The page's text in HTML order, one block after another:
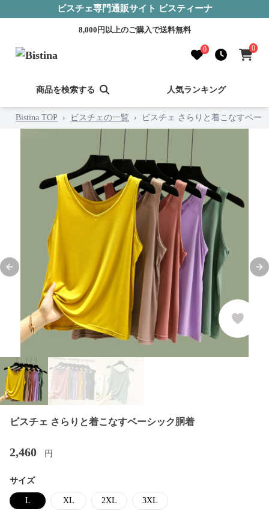
ビスチェ専門通販サイト ビスティーナ
8,000円以上のご購入で送料無料
0 0
商品を検索する 人気ランキング
Bistina TOP › ビスチェの一覧 › ビスチェ さらりと着こなすベー
Previous slide
ビスチェ さらりと着こなすベーシック胴着
2,460 円
サイズ
L XL 2XL 3XL